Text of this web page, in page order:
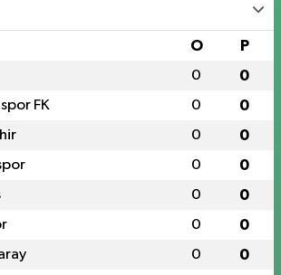
O P
0 0
FK 0 0
0 0
0 0
0 0
0 0
0 0